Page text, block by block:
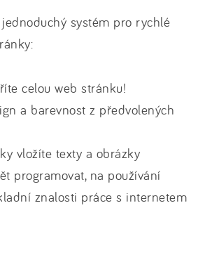
jednoduchý systém pro rychlé
celou web stránku!
a barevnost z předvolených
vložíte texty a obrázky
programovat, na používání
znalosti práce s internetem